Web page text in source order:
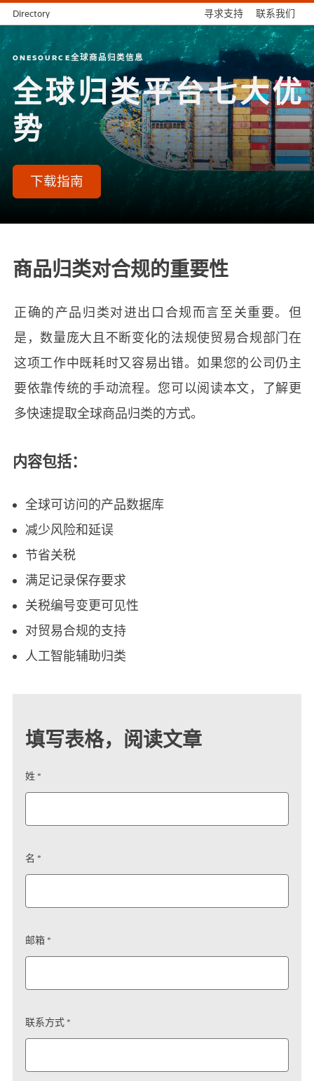
Directory 寻求支持 联系我们
ONESOURCE全球商品归类信息
全球归类平台七大优
势
下载指南
商品归类对合规的重要性
正确的产品归类对进出口合规而言至关重要。但
是，数量庞大且不断变化的法规使贸易合规部门在
这项工作中既耗时又容易出错。如果您的公司仍主
要依靠传统的手动流程。您可以阅读本文，了解更
多快速提取全球商品归类的方式。
内容包括：
全球可访问的产品数据库
减少风险和延误
节省关税
满足记录保存要求
关税编号变更可见性
对贸易合规的支持
人工智能辅助归类
填写表格，阅读文章
姓 *
名 *
邮箱 *
联系方式 *